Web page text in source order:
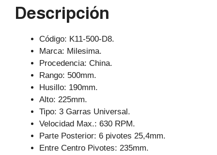
p
o
Descripción
Código: K11-500-D8.
Marca: Milesima.
Procedencia: China.
Rango: 500mm.
Husillo: 190mm.
Alto: 225mm.
Tipo: 3 Garras Universal.
Velocidad Max.: 630 RPM.
Parte Posterior: 6 pivotes 25,4mm.
Entre Centro Pivotes: 235mm.